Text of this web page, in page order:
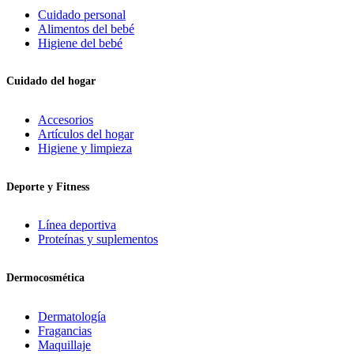
Cuidado personal
Alimentos del bebé
Higiene del bebé
Cuidado del hogar
Accesorios
Artículos del hogar
Higiene y limpieza
Deporte y Fitness
Línea deportiva
Proteínas y suplementos
Dermocosmética
Dermatología
Fragancias
Maquillaje